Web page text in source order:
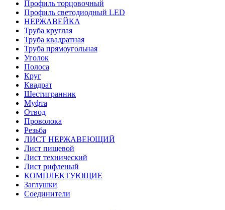
Профиль торцовочный
Профиль светодиодный LED
НЕРЖАВЕЙКА
Труба круглая
Труба квадратная
Труба прямоугольная
Уголок
Полоса
Круг
Квадрат
Шестигранник
Муфта
Отвод
Проволока
Резьба
ЛИСТ НЕРЖАВЕЮЩИЙ
Лист пищевой
Лист технический
Лист рифленый
КОМПЛЕКТУЮЩИЕ
Заглушки
Соединители